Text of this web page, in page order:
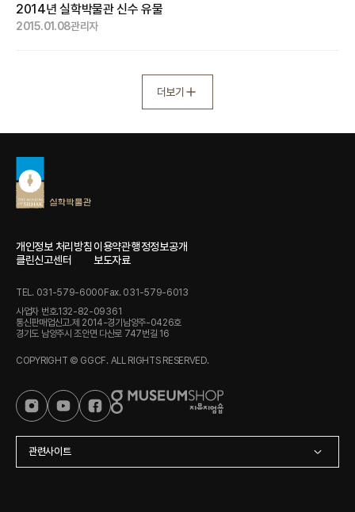
2014년 실학박물관 신수 유물
2015.01.08관리자
더보기
개인정보 처리방침 이용약관행정정보공개
클린신고센터
보도자료
TEL. 031-579-6000Fax. 031-579-6013
사업자 번호.132-82-09361
통신판매업신고.제 2014-경기남양주-0426호
경기도 남양주시 조안면 다산로 747번길 16
COPYRIGHT © GGCF. ALL RIGHTS RESERVED.
관련사이트